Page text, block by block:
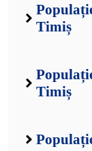
Timiș
Timiș